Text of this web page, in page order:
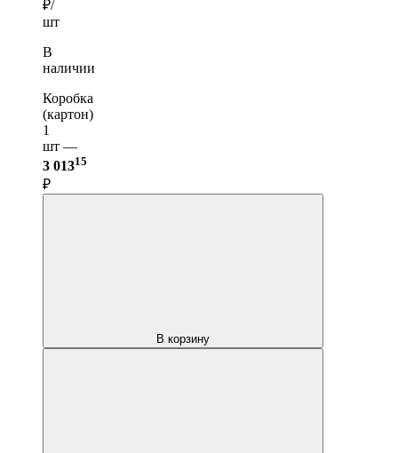
₽/
шт
В
наличии
Коробка
(картон)
1
шт —
3 01315
₽
В корзину